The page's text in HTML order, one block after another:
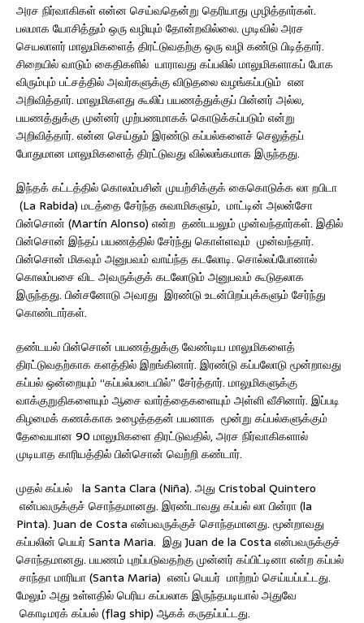
அரச நிர்வாகிகள் என்ன செய்வதென்று தெரியாது முழித்தார்கள்.
பலமாக யோசித்தும் ஒரு வழியும் தோன்றவில்லை. முடிவில் அரச
செயலாளர் மாலுமிகளைத் திரட்டுவதற்கு ஒரு வழி கண்டு பிடித்தார்.
சிறையில் வாடும் கைதிகளில் யாராவது கப்பலில் மாலுமிகளாகப் போக
விரும்பும் பட்சத்தில் அவர்களுக்கு விடுதலை வழங்கப்படும் என
அறிவித்தார். மாலுமிகளது கூலிப் பயணத்துக்குப் பின்னர் அல்ல,
பயணத்துக்கு முன்னர் முற்பணமாகக் கொடுக்கப்படும் என்று
அறிவித்தார். என்ன செய்தும் இரண்டு கப்பல்களைச் செலுத்தப்
போதுமான மாலுமிகளைத் திரட்டுவது வில்லங்கமாக இருந்தது.
இந்தக் கட்டத்தில் கொலம்பசின் முயற்சிக்குக் கைகொடுக்க லா றபிடா
(La Rabida) மடத்தை சேர்ந்த சுவாமிகளும், மாட்டின் அலன்சோ
பின்சொன் (Martín Alonso) என்ற தண்டயலும் முன்வந்தார்கள். இதில்
பின்சொன் இந்தப் பயணத்தில் சேர்ந்து கொள்ளவும் முன்வந்தார்.
பின்சொன் மிகவும் அனுபவம் வாய்ந்த கடலோடி. சொல்லப்போனால்
கொலம்பசை விட அவருக்குக் கடலோடும் அனுபவம் கூடுதலாக
இருந்தது. பின்சனோடு அவரது இரண்டு உடன்பிறப்புக்களும் சேர்ந்து
கொண்டார்கள்.
தண்டயல் பின்சொன் பயணத்துக்கு வேண்டிய மாலுமிகளைத்
திரட்டுவதற்காக களத்தில் இறங்கினார். இரண்டு கப்பலோடு மூன்றாவது
கப்பல் ஒன்றையும் “கப்பல்படையில்” சேர்த்தார். மாலுமிகளுக்கு
வாக்குறுதிகளையும் ஆசை வார்த்தைகளையும் அள்ளி வீசினார். இப்படி
கிழமைக் கணக்காக உழைத்ததன் பயனாக மூன்று கப்பல்களுக்கும்
தேவையான 90 மாலுமிகளை திரட்டுவதில், அரச நிர்வாகிகளால்
முடியாத காரியத்தில் பின்சொன் வெற்றி கண்டார்.
முதல் கப்பல் la Santa Clara (Niña). அது Cristobal Quintero
என்பவருக்குச் சொந்தமானது. இரண்டாவது கப்பல் லா பின்ரா (la
Pinta). Juan de Costa என்பவருக்குச் சொந்தமானது. மூன்றாவது
கப்பலின் பெயர் Santa Maria. இது Juan de la Costa என்பவருக்குச்
சொந்தமானது. பயணம் புறப்படுவதற்கு முன்னர் கப்பிட்டினா என்ற கப்பல்
சாந்தா மாரியா (Santa Maria) எனப் பெயர் மாற்றம் செய்யப்பட்டது.
மேலும் அது உள்ளதில் பெரிய கப்பலாக இருந்தபடியால் அதுவே
கொடிமரக் கப்பல் (flag ship) ஆகக் கருதப்பட்டது.